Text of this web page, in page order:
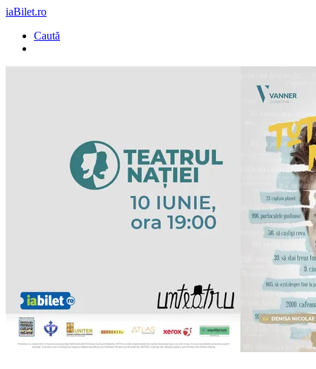
iaBilet.ro
Caută